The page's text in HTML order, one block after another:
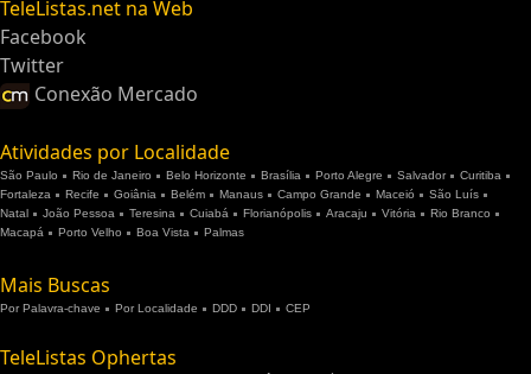
TeleListas.net na Web
Facebook
Twitter
Conexão Mercado
Atividades por Localidade
São Paulo Rio de Janeiro Belo Horizonte Brasília Porto Alegre Salvador
Curitiba
Fortaleza
Recife Goiânia Belém Manaus Campo Grande Maceió
São Luís
Natal
João Pessoa Teresina Cuiabá Florianópolis Aracaju Vitória
Rio Branco
Macapá
Porto Velho Boa Vista Palmas
Mais Buscas
Por Palavra-chave Por Localidade DDD DDI CEP
TeleListas Ophertas